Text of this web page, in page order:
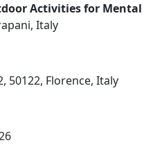
Activities for Mental
Italy
50122, Florence, Italy